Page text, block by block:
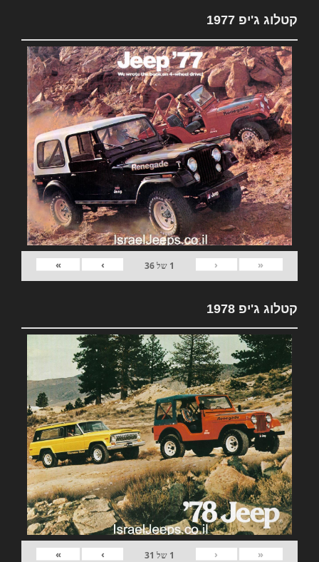
קטלוג ג'יפ 1977
«
‹
1 של36
›
»
קטלוג ג'יפ 1978
«
‹
1 של 31
›
»